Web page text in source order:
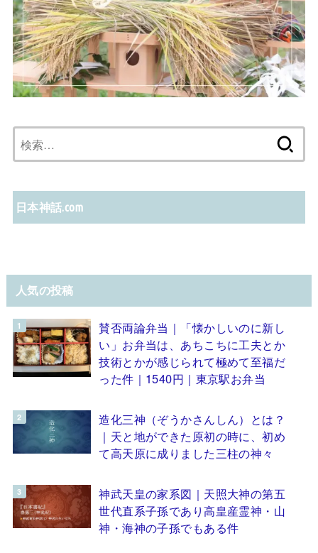
索:
日本神話.com
人気の投稿
賛否両論弁当｜「懐かしいのに新し
い」お弁当は、あちこちに工夫とか
技術とかが感じられて極めて至福だ
った件｜1540円｜東京駅お弁当
造化三神（ぞうかさんしん）とは？
｜天と地ができた原初の時に、初め
て高天原に成りました三柱の神々
神武天皇の家系図｜天照大神の第五
世代直系子孫であり高皇産霊神・山
神・海神の子孫でもある件